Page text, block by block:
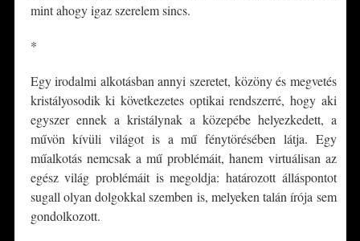
mint ahogy igaz szerelem sincs.
*
Egy irodalmi alkotásban annyi szeretet, közöny és megvetés
kristályosodik ki következetes optikai rendszerré, hogy aki
egyszer ennek a kristálynak a közepébe helyezkedett, a
művön kívüli világot is a mű fénytörésében látja. Egy
műalkotás nemcsak a mű problémáit, hanem virtuálisan az
egész világ problémáit is megoldja: határozott álláspontot
sugall olyan dolgokkal szemben is, melyeken talán írója sem
gondolkozott.